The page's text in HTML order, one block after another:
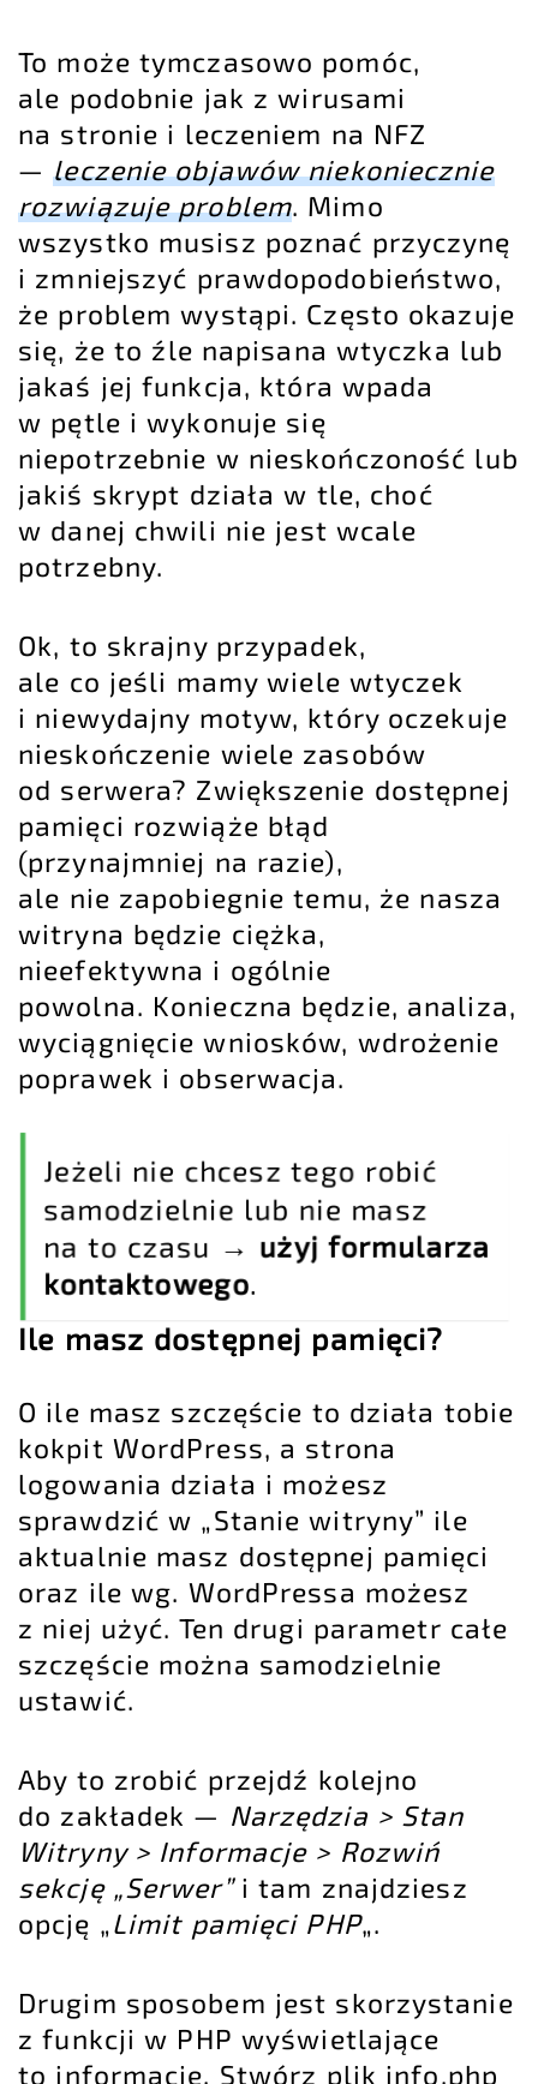
To może tymczasowo pomóc,
ale podobnie jak z wirusami
na stronie i leczeniem na NFZ
—leczenie objawów niekoniecznie
rozwiązuje problem. Mimo
wszystko musisz poznać przyczynę
i zmniejszyć prawdopodobieństwo,
że problem wystąpi. Często okazuje
się, że to źle napisana wtyczka lub
jakaś jej funkcja, która wpada
w pętle i wykonuje się
niepotrzebnie w nieskończoność lub
jakiś skrypt działa w tle, choć
w danej chwili nie jest wcale
potrzebny.
Ok, to skrajny przypadek,
ale co jeśli mamy wiele wtyczek
i niewydajny motyw, który oczekuje
nieskończenie wiele zasobów
od serwera? Zwiększenie dostępnej
pamięci rozwiąże błąd
(przynajmniej na razie),
ale nie zapobiegnie temu, że nasza
witryna będzie ciężka,
nieefektywna i ogólnie
powolna. Konieczna będzie, analiza,
wyciągnięcie wniosków, wdrożenie
poprawek i obserwacja.
Jeżeli nie chcesz tego robić
samodzielnie lub nie masz
na to czasu →użyj formularza
kontaktowego.
Ile masz dostępnej pamięci?
O ile masz szczęście to działa tobie
kokpit WordPress, a strona
logowania działa i możesz
sprawdzić w „Stanie witryny” ile
aktualnie masz dostępnej pamięci
oraz ile wg. WordPressa możesz
z niej użyć. Ten drugi parametr całe
szczęście można samodzielnie
ustawić.
Aby to zrobić przejdź kolejno
do zakładek — Narzędzia > Stan
Witryny > Informacje > Rozwiń
sekcję „Serwer”i tam znajdziesz
opcję „Limit pamięci PHP„.
Drugim sposobem jest skorzystanie
z funkcji w PHP wyświetlające
to informacje. Stwórz plik info.php